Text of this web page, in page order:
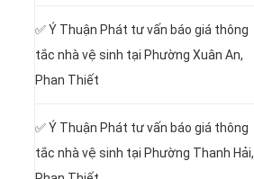
✅ Ý Thuận Phát tư vấn báo giá thông
tắc nhà vệ sinh tại Phường Xuân An,
Phan Thiết
✅ Ý Thuận Phát tư vấn báo giá thông
tắc nhà vệ sinh tại Phường Thanh Hải,